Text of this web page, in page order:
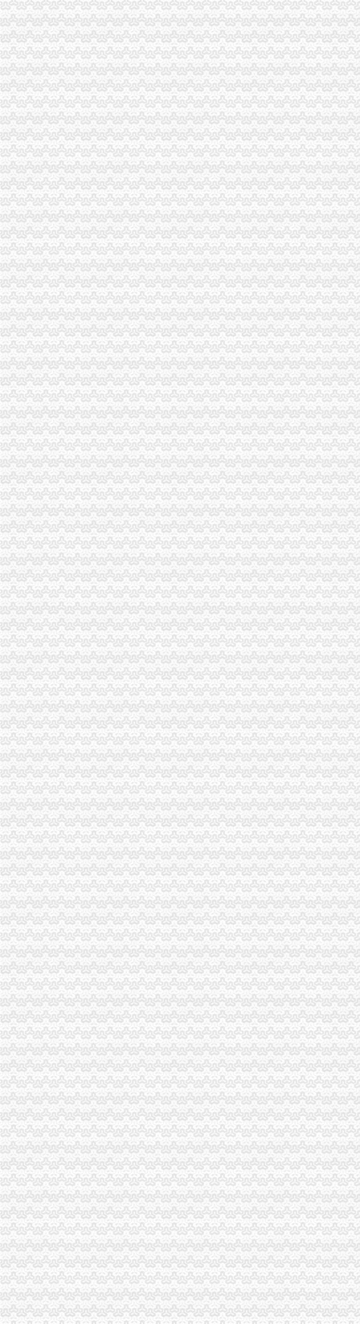
成都注册新公司有哪些流程手续费用？_贝多财务企业官网—站式企业
公司设立流程[46p].ppt
食品公司在沙坪坝区办注册要多久能开始运营_上海赢缘财务咨询有限
办理企业税务登记证-税务代理-武汉八方鼎力财务咨询有限公司
【税务登记证】税务登记证有效期税务登记证如何办理_十大品牌网
公司设立登记服务工作流程-姜爱律师文集
北京公司注册流程及注意事项_百度经验
资本管理公司注册条件,办理公司注册的条件
重庆沙坪坝工商**公司注册重庆沙坪坝工商**优惠办理重庆公司注册今
沙坪坝哪里可以办理,沙坪坝哪里能够办理个人无押|价
《营业执照黑名单查询》
注册个公司要多少钱？注册公司流程步骤_更富学院_资讯_更富网
重庆代办营业执照-重庆航桥财务咨询有限公司
成立公司必知：公司成立的详细流程_找法网（Findlaw.cn）
2016年天津注册公司流程及费用
[注册公司需要什么材料]注册安装公司需要的准备材料
[注册公司需要哪些材料]招标咨询公司注册需要什么材料
2015年台州公司注册流程及需要的资料_小微商务
南京秦淮区办理税务登记证的流程？-中介代理-久久信息网
2013司考商法：公司设立中各流程需要的花费-110法律咨询网
2015年代理工商注册流程无锡灵捷工商-中介代理-中国金属新闻网
办理税务登记证要交房产税税费吗-家居装修资讯网
百业网_为企业,做推广
创业扫盲,手把手教你如何注册公司_近比较肥_新浪博客
上海黄浦区公司注册流程_上海崇明自贸区注册代理_新浪博客
failed：万事通_资讯频道_凤凰网
沙坪坝正规个人人借款】代理要欠款
万达时时软件下载_万达时时平台【官网注册,登录】
天津办理营业执照要多少钱及流程分析-机构与组织
创业者关心的重庆九龙坡注册公司流程,这一篇就搞定啦！-商务服